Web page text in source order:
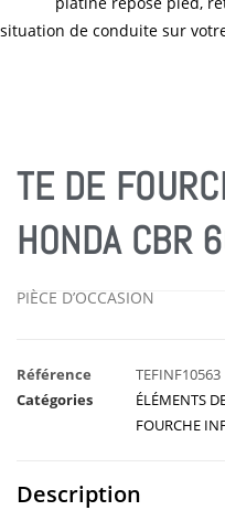
situation de conduite sur
TE DE
HONDA CBR
PIÈCE D’OCCASION
Référence
TEFINF10563
Catégories
ÉLÉMENTS
FOURCHE
Description